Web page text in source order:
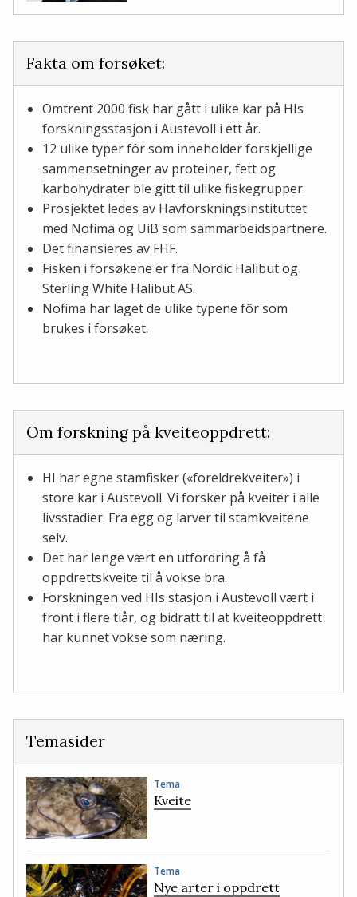
Fakta om forsøket:
Omtrent 2000 fisk har gått i ulike kar på HIs
forskningsstasjon i Austevoll i ett år.
12 ulike typer fôr som inneholder forskjellige
sammensetninger av proteiner, fett og
karbohydrater ble gitt til ulike fiskegrupper.
Prosjektet ledes av Havforskningsinstituttet
med Nofima og UiB som sammarbeidspartnere.
Det finansieres av FHF.
Fisken i forsøkene er fra Nordic Halibut og
Sterling White Halibut AS.
Nofima har laget de ulike typene fôr som
brukes i forsøket.
Om forskning på kveiteoppdrett:
HI har egne stamfisker («foreldrekveiter») i
store kar i Austevoll. Vi forsker på kveiter i alle
livsstadier. Fra egg og larver til stamkveitene
selv.
Det har lenge vært en utfordring å få
oppdrettskveite til å vokse bra.
Forskningen ved HIs stasjon i Austevoll vært i
front i flere tiår, og bidratt til at kveiteoppdrett
har kunnet vokse som næring.
Temasider
Tema
Kveite
Tema
Nye arter i oppdrett